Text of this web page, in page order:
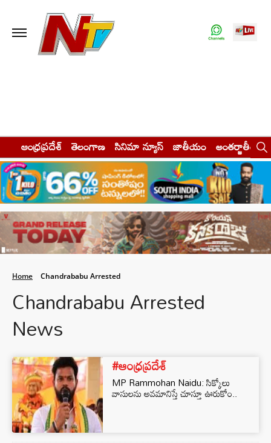
ఆంధ్రప్రదేశ్ తెలంగాణ సినిమా న్యూస్ జాతీయం అంతర్జాతీయం
Home Chandrababu Arrested
Chandrababu Arrested
News
#ఆంధ్రప్రదేశ్
MP Rammohan Naidu: సిక్కోలు
వాసులను అవమానిస్తే చూస్తూ ఊరుకోం..